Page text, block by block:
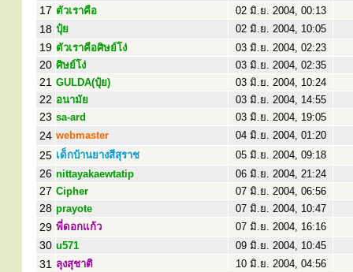
17 ตัวเราคือ 02 มิ.ย. 2004, 00:13
18 ปุ๋ย 02 มิ.ย. 2004, 10:05
19 ตัวเราคือศิษย์โง่ 03 มิ.ย. 2004, 02:23
20 ศิษย์โง่ 03 มิ.ย. 2004, 02:35
21 GULDA(ปุ๋ย) 03 มิ.ย. 2004, 10:24
22 อนามัย 03 มิ.ย. 2004, 14:55
23 sa-ard 03 มิ.ย. 2004, 19:05
24 webmaster 04 มิ.ย. 2004, 01:20
25 เด็กบ้านยางสีสุราช 05 มิ.ย. 2004, 09:18
26 nittayakaewtatip 06 มิ.ย. 2004, 21:24
27 Cipher 07 มิ.ย. 2004, 06:56
28 prayote 07 มิ.ย. 2004, 10:47
29 พี่ดอกแก้ว 07 มิ.ย. 2004, 16:16
30 u571 09 มิ.ย. 2004, 10:45
31 ลุงสุชาติ 10 มิ.ย. 2004, 04:56